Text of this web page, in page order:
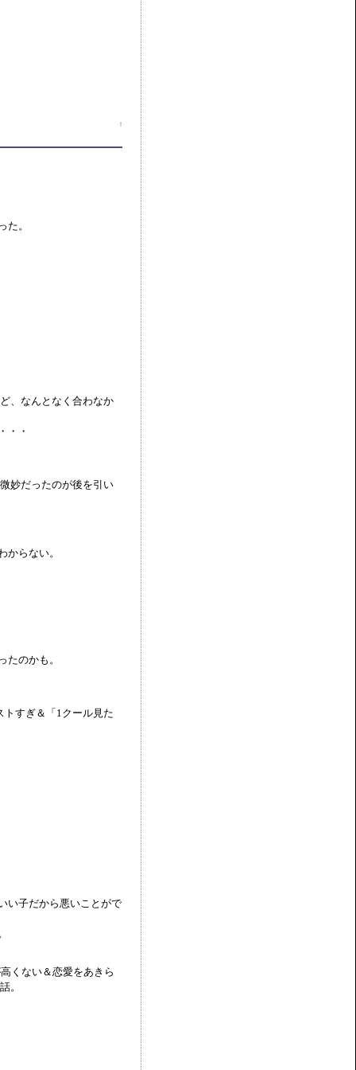
↑
た。
、なんとなく合わなか
・・
妙だったのが後を引い
らない。
のかも。
すぎ＆「1クール見た
い子だから悪いことがで
くない＆恋愛をあきら
。